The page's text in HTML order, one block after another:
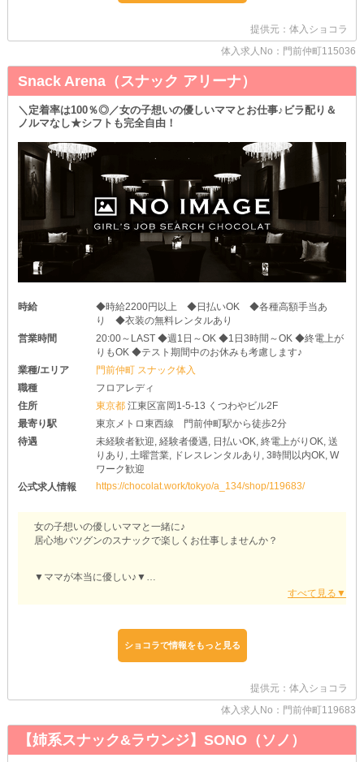
しかし当店なら《ソフトドリンク》勤務も可能なんです◎
お好きな飲み物片手に、目一杯お店を盛り上げてください(≧∇≦*)
「翌日朝早くからデートなんです…」
そんな子のために《終電上がり》を設けています！
予定が詰まっている子も、LASTまで出勤する必要なんてありませ
生活リズムに合わせて、自由にワークスタイルを変えてみてくださ
い♥
提供元：体入ショコラ
体入求人No：門前仲町115036
Snack Arena（スナック アリーナ）
＼定着率は100％◎／女の子想いの優しいママとお仕事♪ビラ配り＆
ノルマなし★シフトも完全自由！
時給
◆時給2200円以上 ◆日払いOK ◆各種高額手当あ
り ◆衣装の無料レンタルあり
営業時間
20:00～LAST ◆週1日～OK ◆1日3時間～OK ◆終電上が
りもOK ◆テスト期間中のお休みも考慮します♪
業種/エリア
門前仲町 スナック体入
職種
フロアレディ
住所
東京都江東区富岡1-5-13 くつわやビル2F
最寄り駅
東京メトロ東西線 門前仲町駅から徒歩2分
待遇
未経験者歓迎, 経験者優遇, 日払いOK, 終電上がりOK, 送
りあり, 土曜営業, ドレスレンタルあり, 3時間以内OK, W
ワーク歓迎
公式求人情報
https://chocolat.work/tokyo/a_134/shop/119683/
女の子想いの優しいママと一緒に♪
居心地バツグンのスナックで楽しくお仕事しませんか？
▼ママが本当に優しい♪▼
だからこそ、お店の雰囲気はいつもほんわか☆彡
優しいママのもとには、優しいお客様が集まるんです！
「居心地がいいから、ずっと続けちゃう！」そんな声がいっぱい！
小さめのカウンター6席＆ボックス2席のアットホームなお店だか
ら、
いつだって無理なく、のびのび働けますよ♪
ショコラで情報をもっと見る
提供元：体入ショコラ
体入求人No：門前仲町119683
【姉系スナック&ラウンジ】SONO（ソノ）